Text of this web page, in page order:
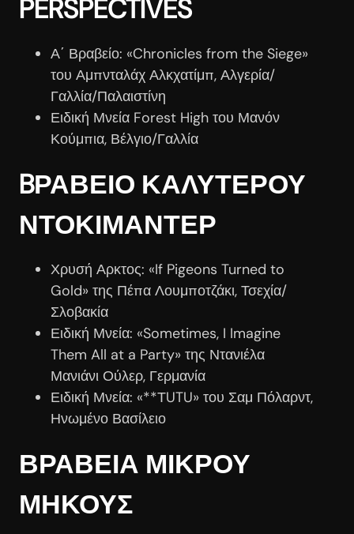
PERSPECTIVES
Α΄ Βραβείο: «Chronicles from the Siege»
του Αμπνταλάχ Αλκχατίμπ, Αλγερία/
Γαλλία/Παλαιστίνη
Ειδική Μνεία Forest High του Μανόν
Κούμπια, Βέλγιο/Γαλλία
BΡΑΒΕΙΟ ΚΑΛΥΤΕΡΟΥ
ΝΤΟΚΙΜΑΝΤΕΡ
Χρυσή Αρκτος: «If Pigeons Turned to
Gold» της Πέπα Λουμποτζάκι, Τσεχία/
Σλοβακία
Ειδική Μνεία: «Sometimes, I Imagine
Them All at a Party» της Ντανιέλα
Μανιάνι Ούλερ, Γερμανία
Ειδική Μνεία: «**ΤUTU» του Σαμ Πόλαρντ,
Ηνωμένο Βασίλειο
ΒΡΑΒΕΙΑ ΜΙΚΡΟΥ
ΜΗΚΟΥΣ